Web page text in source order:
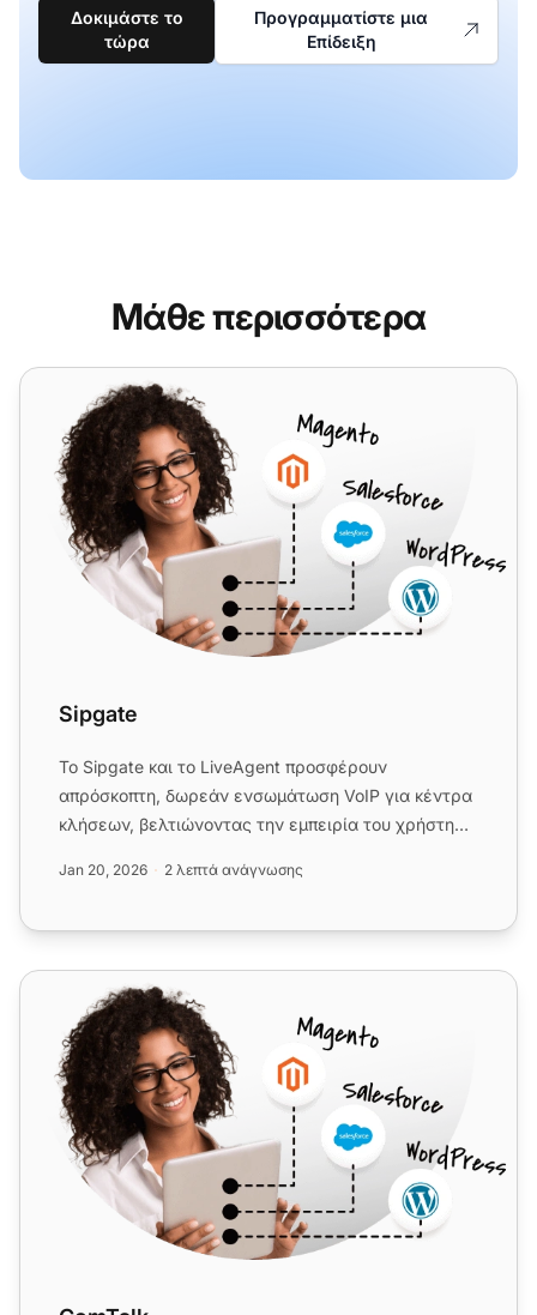
Δοκιμάστε το
τώρα
Προγραμματίστε μια
Επίδειξη
Μάθε περισσότερα
Sipgate
Sipgate
Το Sipgate και το LiveAgent προσφέρουν
απρόσκοπτη, δωρεάν ενσωμάτωση VoIP για κέντρα
κλήσεων, βελτιώνοντας την εμπειρία του χρήστη
Jan 20, 2026 2 λεπτά ανάγνωσης
ComTalk